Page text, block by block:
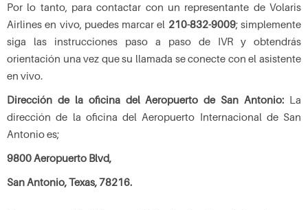
Por lo tanto, para contactar con un representante de Volaris
Airlines en vivo, puedes marcar el 210-832-9009; simplemente
siga las instrucciones paso a paso de IVR y obtendrás
orientación una vez que su llamada se conecte con el asistente
en vivo.
Dirección de la oficina del Aeropuerto de San Antonio: La
dirección de la oficina del Aeropuerto Internacional de San
Antonio es;
9800 Aeropuerto Blvd,
San Antonio, Texas, 78216.